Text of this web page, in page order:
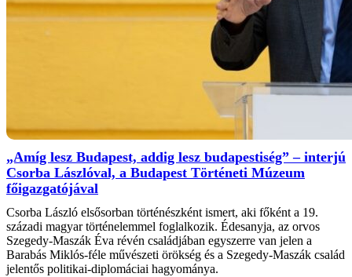
„Amíg lesz Budapest, addig lesz budapestiség” – interjú
Csorba Lászlóval, a Budapest Történeti Múzeum
főigazgatójával
Csorba László elsősorban történészként ismert, aki főként a 19.
századi magyar történelemmel foglalkozik. Édesanyja, az orvos
Szegedy-Maszák Éva révén családjában egyszerre van jelen a
Barabás Miklós-féle művészeti örökség és a Szegedy-Maszák család
jelentős politikai-diplomáciai hagyománya.